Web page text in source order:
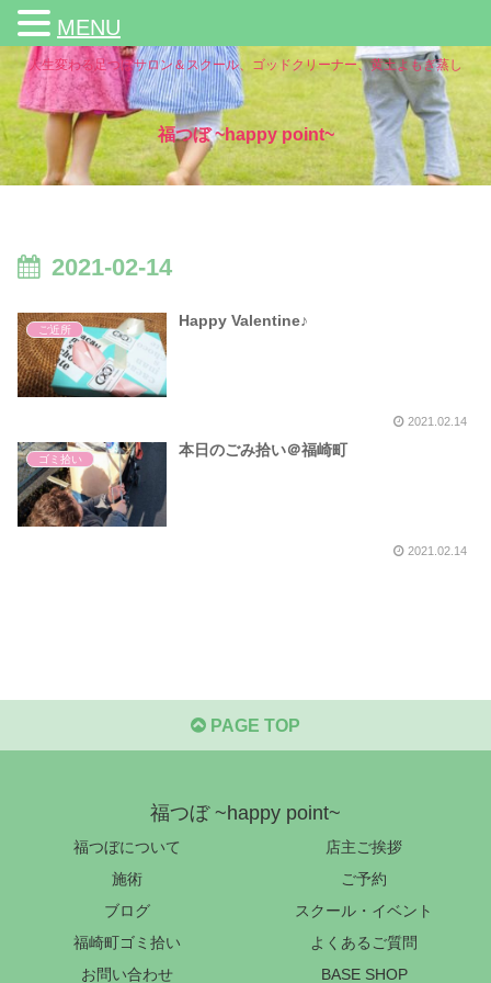
人生変わる足つぼサロン＆スクール、ゴッドクリーナー、黄土よもぎ蒸し
福つぼ ~happy point~
2021-02-14
ご近所
Happy Valentine♪
2021.02.14
ゴミ拾い
本日のごみ拾い＠福崎町
2021.02.14
PAGE TOP
福つぼ ~happy point~
福つぼについて
店主ご挨拶
施術
ご予約
ブログ
スクール・イベント
福崎町ゴミ拾い
よくあるご質問
お問い合わせ
BASE SHOP
MENU